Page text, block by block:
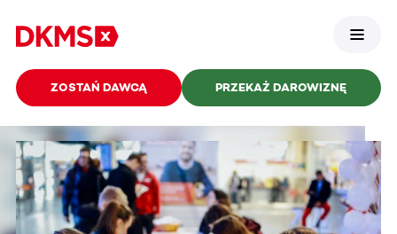
ZOSTAŃ DAWCĄ PRZEKAŻ DAROWIZNĘ